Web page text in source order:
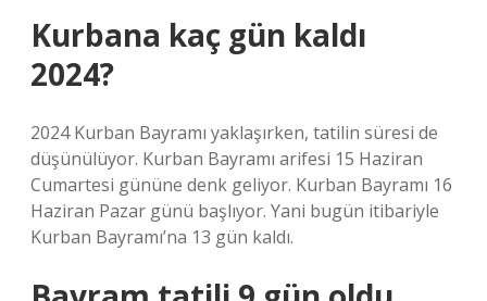
Kurbana kaç gün kaldı
2024?
2024 Kurban Bayramı yaklaşırken, tatilin süresi de
düşünülüyor. Kurban Bayramı arifesi 15 Haziran
Cumartesi gününe denk geliyor. Kurban Bayramı 16
Haziran Pazar günü başlıyor. Yani bugün itibariyle
Kurban Bayramı’na 13 gün kaldı.